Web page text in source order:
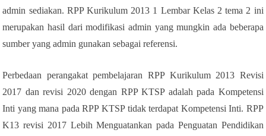
admin sediakan. RPP Kurikulum 2013 1 Lembar Kelas 2 tema 2 ini
merupakan hasil dari modifikasi admin yang mungkin ada beberapa
sumber yang admin gunakan sebagai referensi.
Perbedaan perangakat pembelajaran RPP Kurikulum 2013 Revisi
2017 dan revisi 2020 dengan RPP KTSP adalah pada Kompetensi
Inti yang mana pada RPP KTSP tidak terdapat Kompetensi Inti. RPP
K13 revisi 2017 Lebih Menguatankan pada Penguatan Pendidikan